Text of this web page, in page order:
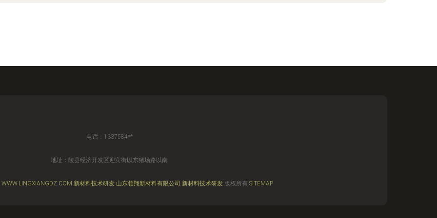
电话：1337584**
地址：陵县经济开发区迎宾街以东猪场路以南
WWW.LINGXIANGDZ.COM 新材料技术研发 山东领翔新材料有限公司 新材料技术研发版权所有 SITEMAP